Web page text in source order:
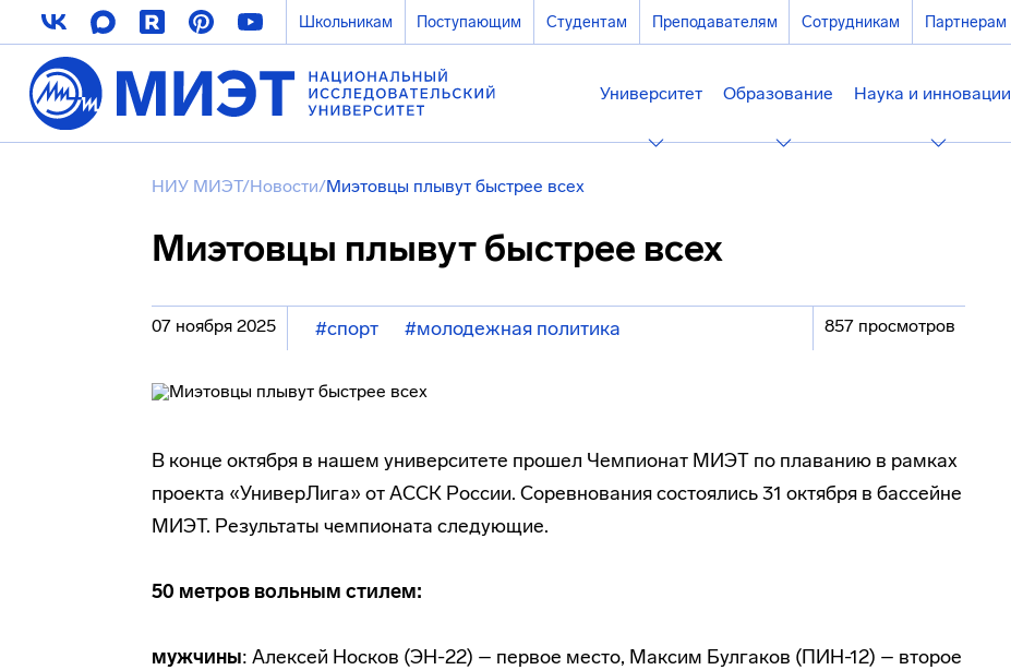
Школьникам Поступающим Студентам Преподавателям Сотрудникам Партнерам
Университет Образование Наука и инновации
НИУ МИЭТ/Новости/Миэтовцы плывут быстрее всех
Миэтовцы плывут быстрее всех
07 ноября 2025 #спорт #молодежная политика 857 просмотров
В конце октября в нашем университете прошел Чемпионат МИЭТ по плаванию в рамках
проекта «УниверЛига» от АССК России. Соревнования состоялись 31 октября в бассейне
МИЭТ. Результаты чемпионата следующие.
50 метров вольным стилем:
мужчины: Алексей Носков (ЭН-22) – первое место, Максим Булгаков (ПИН-12) – второе